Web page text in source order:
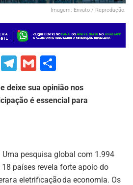
Imagem: Envato / Reprodução.
F
T
el
e
gr
G
ai
h
ar
deixe sua opinião nos
é essencial para
pesquisa global com 1.994
países revela forte apoio do
a eletrificação da economia. Os